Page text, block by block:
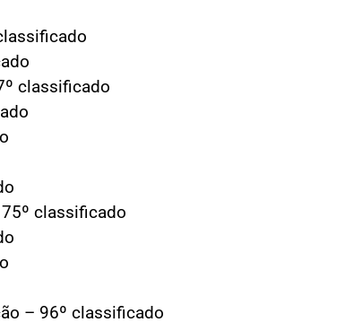
classificado
classificado
– 96º classificado